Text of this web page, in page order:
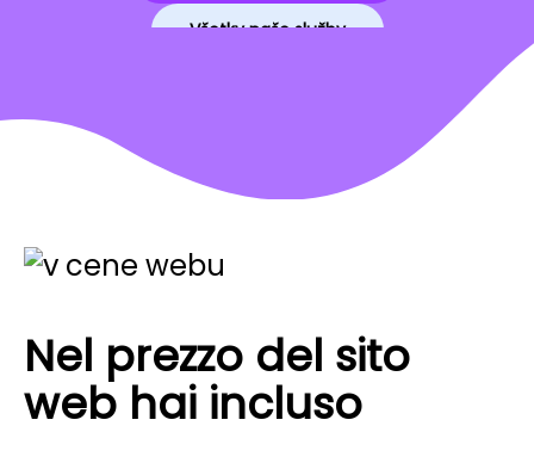
Všetky naše služby
Nel prezzo del sito
web hai incluso